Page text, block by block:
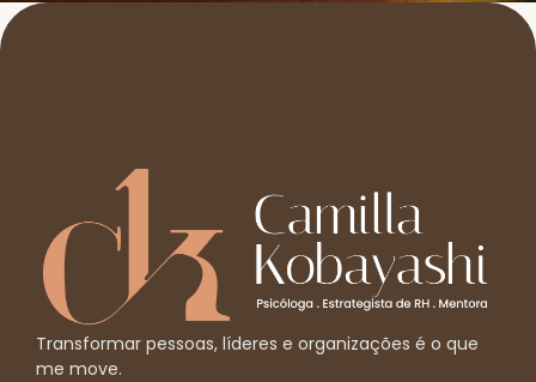
Transformar pessoas, líderes e organizações é o que
me move.